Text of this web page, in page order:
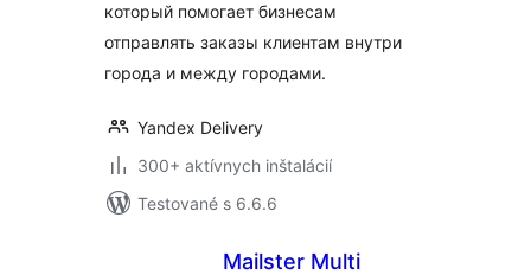
который помогает бизнесам
отправлять заказы клиентам внутри
города и между городами.
Yandex Delivery
300+ aktívnych inštalácií
Testované s 6.6.6
Mailster Multi